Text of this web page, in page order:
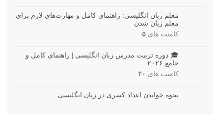
معلم زبان انگلیسی: راهنمای کامل و مهارت‌های لازم برای
معلم زبان شدن
کامنت های ۵
🎓 دوره تربیت مدرس زبان انگلیسی | راهنمای کامل و
جامع ۲۰۲۶
کامنت های ۲۰
نحوه خواندن اعداد کسری در زبان انگلیسی